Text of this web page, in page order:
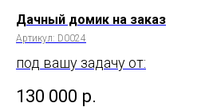
Дачный домик на заказ
Артикул: D0024
под вашу задачу от:
130 000 р.